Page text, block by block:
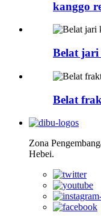
kanggo
Belat
Belat
Zona
Hebei.